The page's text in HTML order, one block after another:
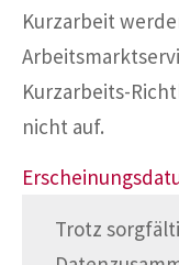
Kurzarbeit
Kurzarbeits-
nicht auf.
Trotz